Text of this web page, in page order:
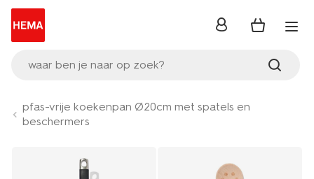
waar ben je naar op zoek?
inloggen
pfas-vrije koekenpan Ø20cm met spatels en
beschermers
Product-